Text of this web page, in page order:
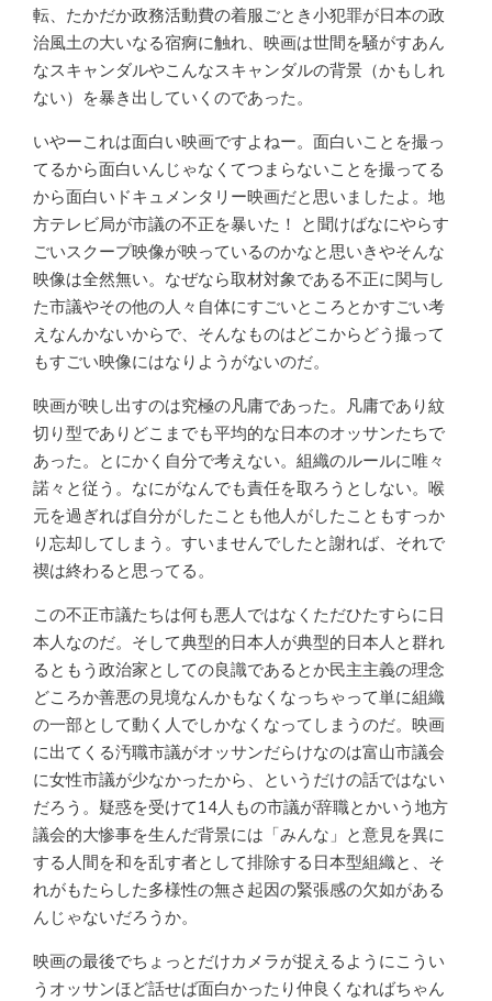
転、たかだか政務活動費の着服ごとき小犯罪が日本の政
治風土の大いなる宿痾に触れ、映画は世間を騒がすあん
なスキャンダルやこんなスキャンダルの背景（かもしれ
ない）を暴き出していくのであった。
いやーこれは面白い映画ですよねー。面白いことを撮っ
てるから面白いんじゃなくてつまらないことを撮ってる
から面白いドキュメンタリー映画だと思いましたよ。地
方テレビ局が市議の不正を暴いた！ と聞けばなにやらす
ごいスクープ映像が映っているのかなと思いきやそんな
映像は全然無い。なぜなら取材対象である不正に関与し
た市議やその他の人々自体にすごいところとかすごい考
えなんかないからで、そんなものはどこからどう撮って
もすごい映像にはなりようがないのだ。
映画が映し出すのは究極の凡庸であった。凡庸であり紋
切り型でありどこまでも平均的な日本のオッサンたちで
あった。とにかく自分で考えない。組織のルールに唯々
諾々と従う。なにがなんでも責任を取ろうとしない。喉
元を過ぎれば自分がしたことも他人がしたこともすっか
り忘却してしまう。すいませんでしたと謝れば、それで
禊は終わると思ってる。
この不正市議たちは何も悪人ではなくただひたすらに日
本人なのだ。そして典型的日本人が典型的日本人と群れ
るともう政治家としての良識であるとか民主主義の理念
どころか善悪の見境なんかもなくなっちゃって単に組織
の一部として動く人でしかなくなってしまうのだ。映画
に出てくる汚職市議がオッサンだらけなのは富山市議会
に女性市議が少なかったから、というだけの話ではない
だろう。疑惑を受けて14人もの市議が辞職とかいう地方
議会的大惨事を生んだ背景には「みんな」と意見を異に
する人間を和を乱す者として排除する日本型組織と、そ
れがもたらした多様性の無さ起因の緊張感の欠如がある
んじゃないだろうか。
映画の最後でちょっとだけカメラが捉えるようにこうい
うオッサンほど話せば面白かったり仲良くなればちゃん